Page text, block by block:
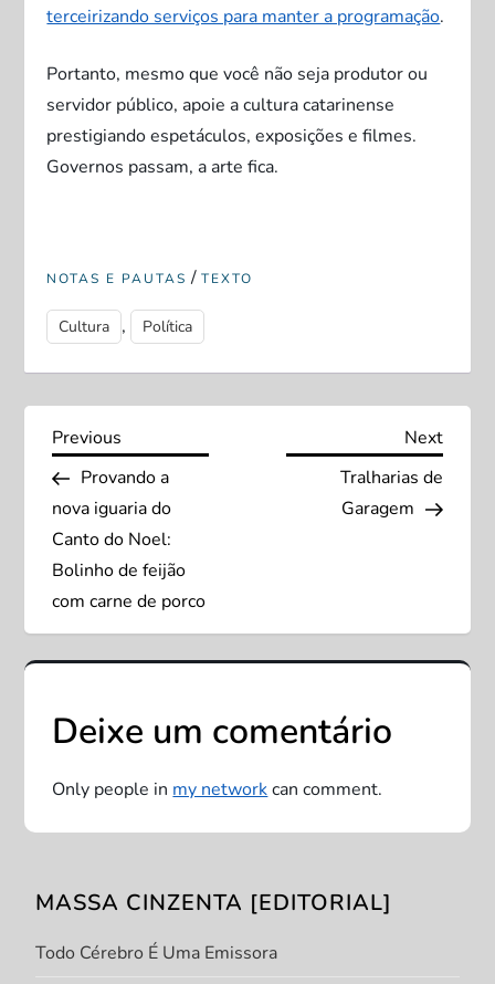
terceirizando serviços para manter a programação.
Portanto, mesmo que você não seja produtor ou
servidor público, apoie a cultura catarinense
prestigiando espetáculos, exposições e filmes.
Governos passam, a arte fica.
NOTAS E PAUTAS /TEXTO
Cultura , Política
N
a
v
e
g
a
ç
ã
d
e
Previous
Post
Previous
Provando a
nova iguaria do
Canto do Noel:
Bolinho de feijão
com carne de porco
Next
Next
Tralharias de
Garagem
Deixe um comentário
Only people in my networkcan comment.
MASSA CINZENTA [EDITORIAL]
Todo Cérebro É Uma Emissora